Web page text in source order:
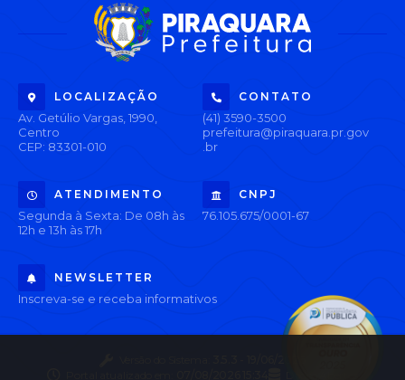
LOCALIZAÇÃO
Av. Getúlio Vargas, 1990,
Centro
CEP: 83301-010
CONTATO
(41) 3590-3500
prefeitura@piraquara.pr.gov
.br
ATENDIMENTO
Segunda à Sexta: De 08h às
12h e 13h às 17h
CNPJ
76.105.675/0001-67
NEWSLETTER
Inscreva-se e receba informativos